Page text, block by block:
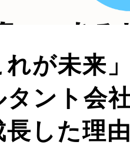
れが未来
タント会
長した理